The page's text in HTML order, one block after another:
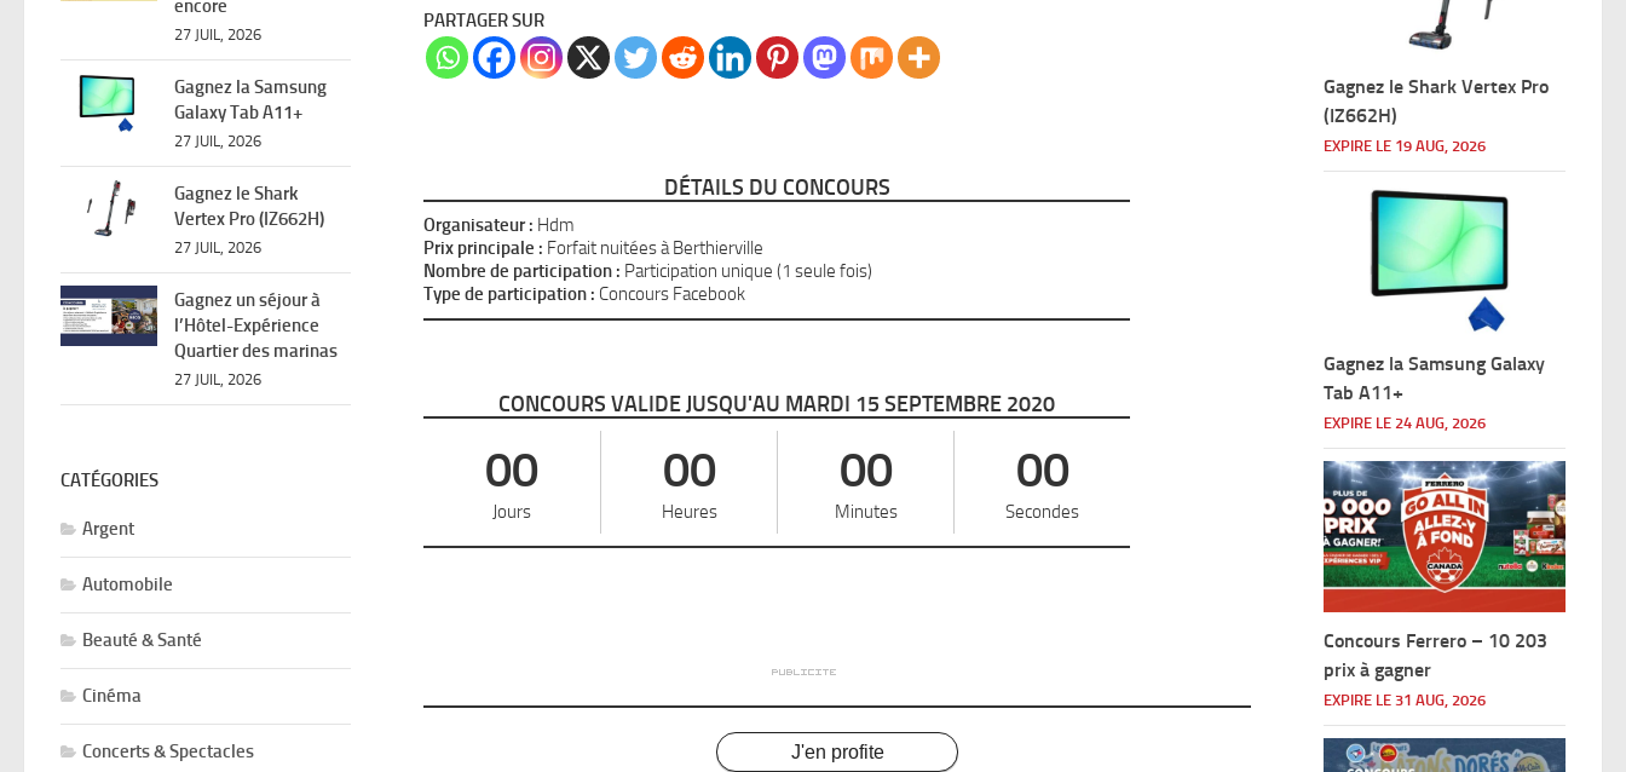
PARTAGER SUR
DÉTAILS DU CONCOURS
Organisateur : Hdm
Prix principale : Forfait nuitées à Berthierville
Nombre de participation : Participation unique (1 seule fois)
Type de participation : Concours Facebook
CONCOURS VALIDE JUSQU'AU MARDI 15 SEPTEMBRE 2020
00
Jours
00
Heures
00
Minutes
00
Secondes
J'en profite
encore
27 JUIL, 2026
Gagnez la Samsung
Galaxy Tab A11+
27 JUIL, 2026
Gagnez le Shark
Vertex Pro (IZ662H)
27 JUIL, 2026
Gagnez un séjour à
l’Hôtel-Expérience
Quartier des marinas
27 JUIL, 2026
CATÉGORIES
Argent
Automobile
Beauté & Santé
Cinéma
Concerts & Spectacles
Gagnez le Shark Vertex Pro
(IZ662H)
EXPIRE LE 19 AUG, 2026
Gagnez la Samsung Galaxy
Tab A11+
EXPIRE LE 24 AUG, 2026
Concours Ferrero – 10 203
prix à gagner
EXPIRE LE 31 AUG, 2026